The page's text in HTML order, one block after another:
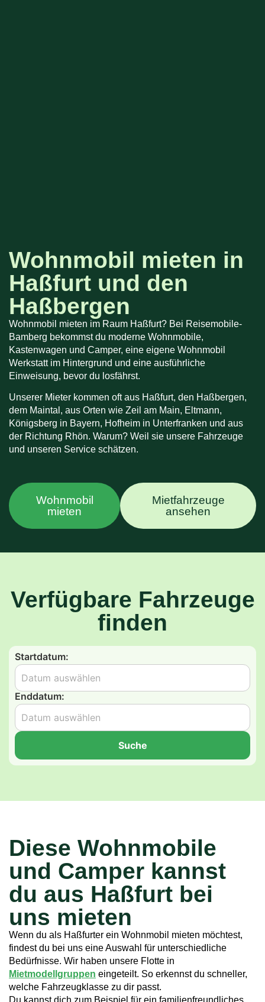
Wohnmobil mieten in
Haßfurt und den
Haßbergen
Wohnmobil mieten im Raum Haßfurt? Bei Reisemobile-
Bamberg bekommst du moderne Wohnmobile,
Kastenwagen und Camper, eine eigene Wohnmobil
Werkstatt im Hintergrund und eine ausführliche
Einweisung, bevor du losfährst.
Unserer Mieter kommen oft aus Haßfurt, den Haßbergen,
dem Maintal, aus Orten wie Zeil am Main, Eltmann,
Königsberg in Bayern, Hofheim in Unterfranken und aus
der Richtung Rhön. Warum? Weil sie unsere Fahrzeuge
und unseren Service schätzen.
Wohnmobil
mieten
Mietfahrzeuge
ansehen
Verfügbare Fahrzeuge
finden
Startdatum:
Enddatum:
Suche
Diese Wohnmobile
und Camper kannst
du aus Haßfurt bei
uns mieten
Wenn du als Haßfurter ein Wohnmobil mieten möchtest,
findest du bei uns eine Auswahl für unterschiedliche
Bedürfnisse. Wir haben unsere Flotte in
Mietmodellgruppen eingeteilt. So erkennst du schneller,
welche Fahrzeugklasse zu dir passt.
Du kannst dich zum Beispiel für ein familienfreundliches